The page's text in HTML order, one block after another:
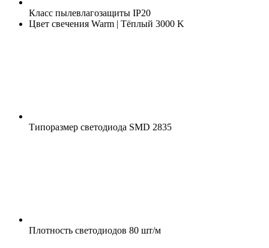
Класс пылевлагозащиты IP20
Цвет свечения Warm | Тёплый 3000 K
Типоразмер светодиода SMD 2835
Плотность светодиодов 80 шт/м